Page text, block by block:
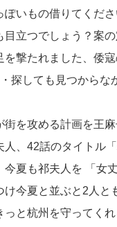
いもの借りてくだ
目立つでしょう？案
を撃たれました、倭
探しても見つからな
街を攻める計画を王
人、42話のタイトル
今夏も祁夫人を 「女
け今夏と並ぶと2人
っと杭州を守ってく